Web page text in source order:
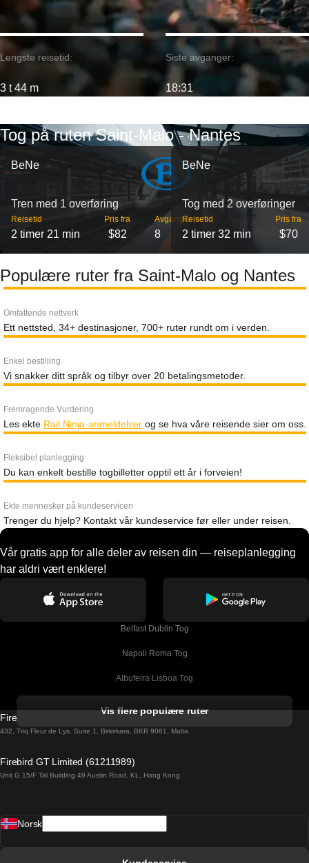
Lengste reisetid:
3 t 44 m
Siste avganger:
18:31
Tog på ruten Saint-Malo - Nantes
BeNe
Tren med 1 overføring
Reisetid
2 timer 21 min
Pris fra
$82
Avganger
8
BeNe
Tog med 2 overføringer
Reisetid
2 timer 32 min
Pris fra
$70
Populære ruter fra Saint-Malo og Nantes
Omfattende nettverk
Ett nettsted, 34+ destinasjoner, 700+ ruter rundt om i verden.
Enkel bestilling
Vi snakker ditt språk og tilbyr over 20 betalingsmetoder.
Fremragende Vurdering
Les ekte Rail Ninja-anmeldelserog se hva våre reisende sier om oss.
Fleksibel planlegging
Du kan enkelt bestille togbilletter opptil ett år i forveien!
Ekte mennesker på kundeservicen
Trenger du hjelp? Kontakt vår kundeservice før eller under reisen.
Vår gratis app for alle deler av reisen din — reiseplanlegging
har aldri vært enklere!
Belfast Dublin Tog
Napoli Roma Tog
Albufeira Lisboa Tog
Barcelona Madrid Tog
Barcelona Sevilla Tog
Vis flere populære ruter
Firebird GT Limited (OC 1451)
432, Triq Fleur de Lys, Suite 1, Birkirkara, BKR 9061, Malta
Firebird GT Limited (61211989)
Unit G 15/F Tal Building 49 Austin Road, KL, Hong Kong
Norsk